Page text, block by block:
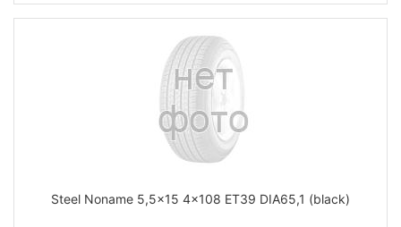
Steel Noname 5,5x15 4x108 ET39 DIA65,1 (black)